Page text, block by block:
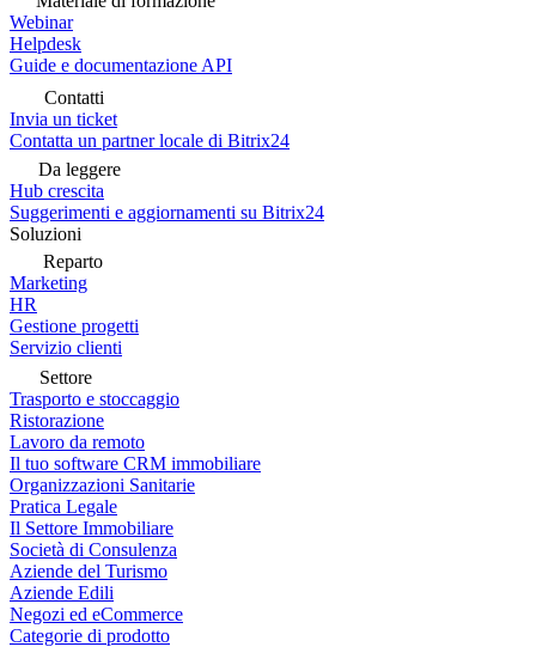
Webinar
Helpdesk
Guide e documentazione API
Contatti
Invia un ticket
Contatta un partner locale di Bitrix24
Da leggere
Hub crescita
Suggerimenti e aggiornamenti su Bitrix24
Soluzioni
Reparto
Marketing
HR
Gestione progetti
Servizio clienti
Settore
Trasporto e stoccaggio
Ristorazione
Lavoro da remoto
Il tuo software CRM immobiliare
Organizzazioni Sanitarie
Pratica Legale
Il Settore Immobiliare
Società di Consulenza
Aziende del Turismo
Aziende Edili
Negozi ed eCommerce
Categorie di prodotto